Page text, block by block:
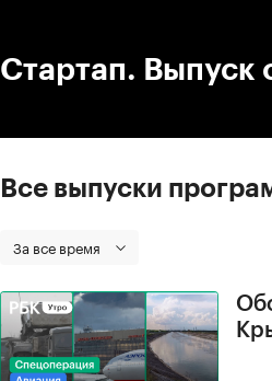
Стартап. Выпуск
Все выпуски
За все время